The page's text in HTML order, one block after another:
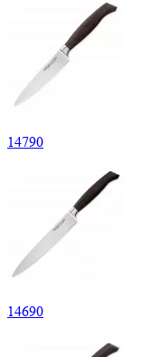
14790
14690